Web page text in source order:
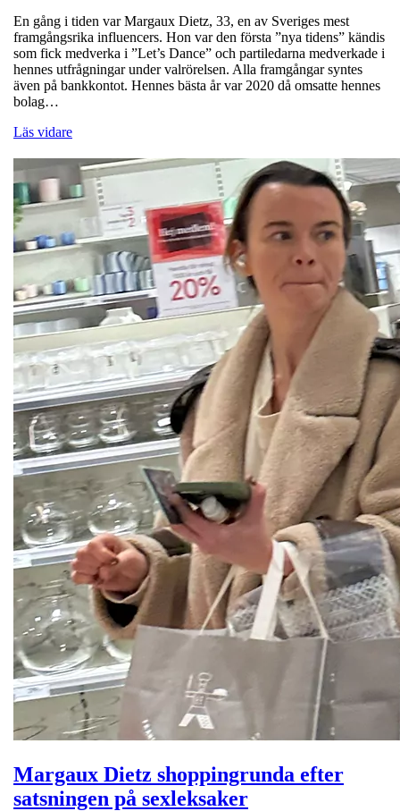
En gång i tiden var Margaux Dietz, 33, en av Sveriges mest
framgångsrika influencers. Hon var den första ”nya tidens” kändis
som fick medverka i ”Let’s Dance” och partiledarna medverkade i
hennes utfrågningar under valrörelsen. Alla framgångar syntes
även på bankkontot. Hennes bästa år var 2020 då omsatte hennes
bolag…
Läs vidare
Margaux Dietz shoppingrunda efter
satsningen på sexleksaker